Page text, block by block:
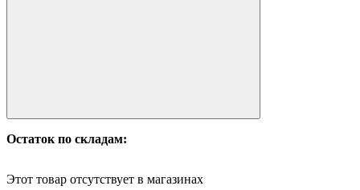
Остаток по складам:
Этот товар отсутствует в магазинах